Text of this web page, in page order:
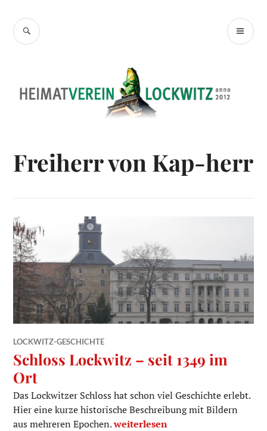
Inhalt
springen
SUCHE
Freiherr von Kap-herr
LOCKWITZ-GESCHICHTE
Schloss Lockwitz – seit 1349 im
Ort
Das Lockwitzer Schloss hat schon viel Geschichte erlebt.
Hier eine kurze historische Beschreibung mit Bildern
aus mehreren Epochen.Schloss Lockwitz – seit 1349 im
weiterlesen